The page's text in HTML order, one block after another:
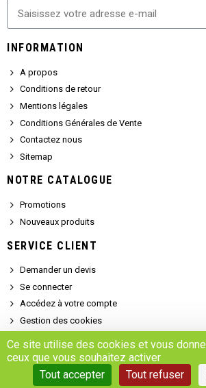
INFORMATION
A propos
Conditions de retour
Mentions légales
Conditions Générales de Vente
Contactez nous
Sitemap
NOTRE CATALOGUE
Promotions
Nouveaux produits
SERVICE CLIENT
Demander un devis
Se connecter
Accédez à votre compte
Gestion des cookies
Copyright © 2025 - MARSALEIX.parts
Ce site utilise des cookies et vous
ceux que vous souhaitez activer
Tout accepter
Tout refuser